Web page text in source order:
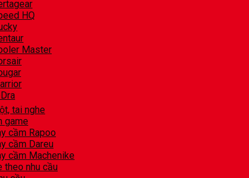
HQ
Master
tai nghe
game
cầm Rapoo
cầm Dareu
cầm Machenike
theo nhu cầu